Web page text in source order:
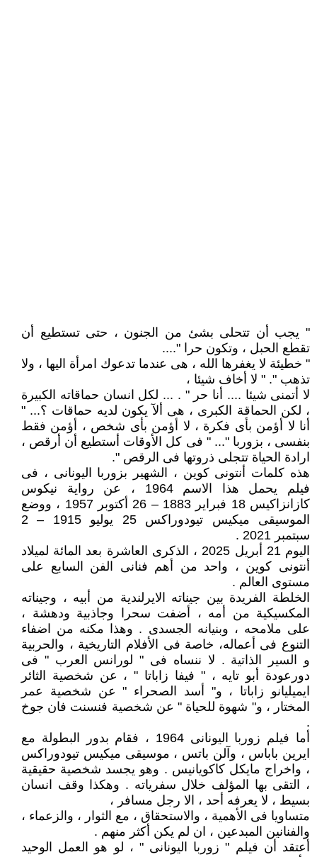
" يجب أن تتحلى بشئ من الجنون ، حتى تستطيع أن
تقطع الحبل ، وتكون حرا "....
" خطيئة لا يغفرها الله ، هى عندما تدعوك امرأة اليها ، ولا
تذهب ". " لا أخاف شيئا ،
لا أتمنى شيئا .... أنا حر " . ... لكل انسان حماقاته الكبيرة
، لكن الحماقة الكبرى ، هى ألآ يكون لديه حماقات ؟... "
أنا لا أؤمن بأى فكرة ، لا أؤمن بأى شخص ، أؤمن فقط
بنفسى ، بزوربا "... " فى كل الأوقات أستطيع أن أرقص ،
ارادة الحياة تتجلى ذروتها فى الرقص ".
هذه كلمات أنتونى كوين ، الشهير بزوربا اليونانى ، فى
فيلم يحمل هذا الاسم 1964 ، عن رواية نيكوس
كازانزاكيس 18 فبراير 1883 – 26 أكتوبر 1957 ، ووضع
الموسيقى ميكيس تيودوراكس 25 يوليو 1915 – 2
سبتمبر 2021 .
اليوم 21 أبريل 2025 ، الذكرى العاشرة بعد المائة لميلاد
أنتونى كوين ، واحد من أهم فنانى الفن السابع على
مستوى العالم .
الخلطة الفريدة بين جيناته الايرلندية من أبيه ، وجيناته
المكسيكية من أمه ، أضفت سحرا وجاذبية ودهشة ،
على ملامحه ، وبنيانه الجسدى . وهذا مكنه من اضفاء
التنوع فى أعماله، خاصة فى الأفلام التاريخية ، والحربية
و السير الذاتية . لا ننساه فى " لورانس العرب " فى
دورعودة أبو تايه ، " فيفا زاباتا " ، عن شخصية الثائر
ايميليانو زاباتا ، و" أسد الصحراء " عن شخصية عمر
المختار ، و" شهوة للحياة " عن شخصية فنسنت فان جوخ
.
أما فيلم زوربا اليونانى 1964 ، فقام بدور البطولة مع
ايرين باباس ، وآلن باتس ، موسيقى ميكيس تيودوراكس
، واخراج مايكل كاكويانيس . وهو يجسد شخصية حقيقية
، التقى بها المؤلف خلال سفرياته . وهكذا وقف انسان
بسيط ، لا يعرفه أحد ، الا رجل مسافر ،
متساويا فى الأهمية ، والاستحقاق ، مع الثوار ، والزعماء ،
والفنانين المبدعين ، ان لم يكن أكثر منهم .
أعتقد أن فيلم " زوربا اليونانى " ، لو هو العمل الوحيد